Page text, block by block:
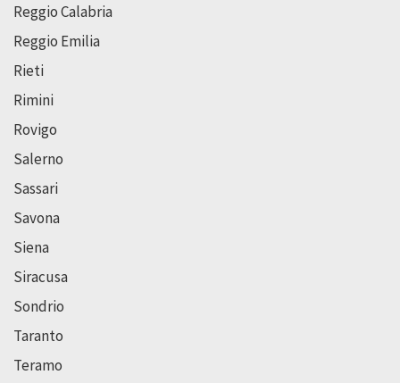
Reggio Calabria
Reggio Emilia
Rieti
Rimini
Rovigo
Salerno
Sassari
Savona
Siena
Siracusa
Sondrio
Taranto
Teramo